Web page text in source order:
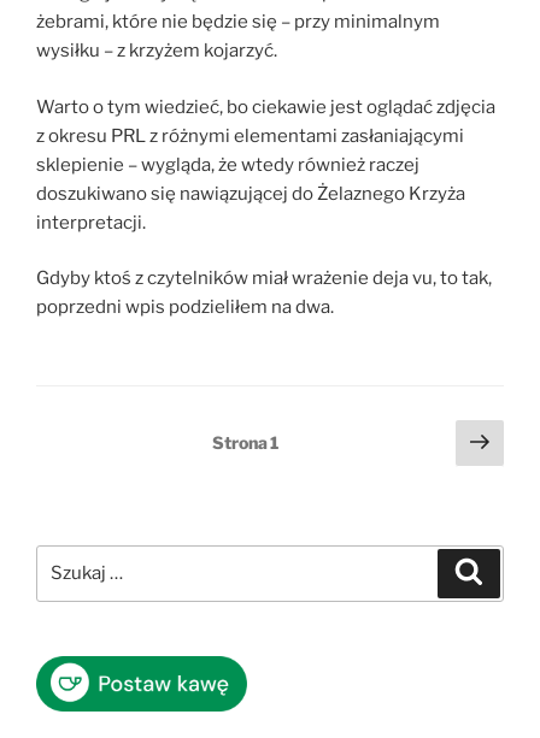
żebrami, które nie będzie się – przy minimalnym
wysiłku – z krzyżem kojarzyć.
Warto o tym wiedzieć, bo ciekawie jest oglądać zdjęcia
z okresu PRL z różnymi elementami zasłaniającymi
sklepienie – wygląda, że wtedy również raczej
doszukiwano się nawiązującej do Żelaznego Krzyża
interpretacji.
Gdyby ktoś z czytelników miał wrażenie deja vu, to tak,
poprzedni wpis podzieliłem na dwa.
Strona1